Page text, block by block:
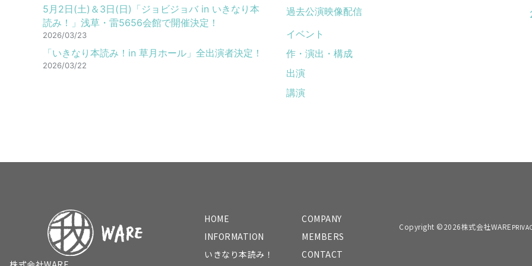
5月2日(土)＆3日(日)「ジョビジョバ in いきなり本
読み！」浅草・雷5656会館で開催決定！
2026/03/23
「いきなり本読み！in 草月ホール」全出演者決定！
2026/03/22
過去公演映像配信
イベント
作・演出・構成
出演
講演
HOME
INFORMATION
いきなり本読み！
COMPANY
MEMBERS
CONTACT
Copyright ©2026株式会社WARE